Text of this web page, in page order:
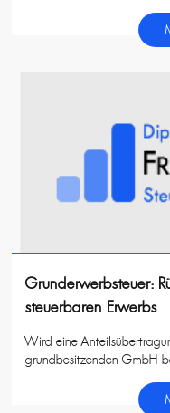
Grunderwerbsteuer:
steuerbaren Erwerbs
Wird eine
grundbesitzenden GmbH